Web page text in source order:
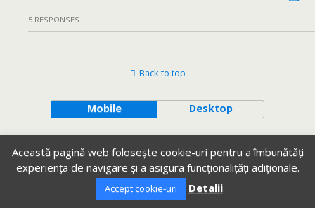
5 RESPONSES
Back to top
Mobile Desktop
Această pagină web folosește cookie-uri pentru a îmbunătăți
experiența de navigare și a asigura funcționalițăți adiționale.
Accept cookie-uri Detalii